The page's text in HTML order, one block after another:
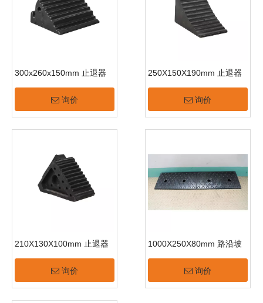
300x260x150mm 止退器
询价
250X150X190mm 止退器
询价
210X130X100mm 止退器
询价
1000X250X80mm 路沿坡
询价